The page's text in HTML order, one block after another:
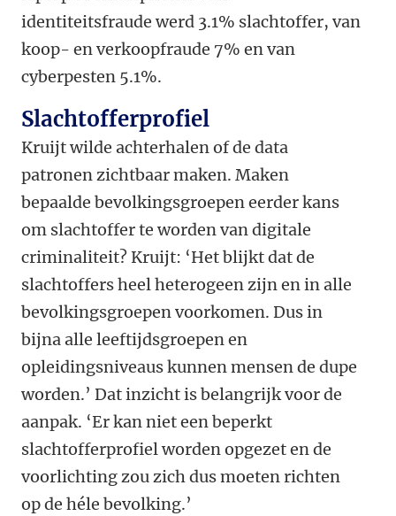
identiteitsfraude werd 3.1% slachtoffer, van
koop- en verkoopfraude 7% en van
cyberpesten 5.1%.
Slachtofferprofiel
Kruijt wilde achterhalen of de data
patronen zichtbaar maken. Maken
bepaalde bevolkingsgroepen eerder kans
om slachtoffer te worden van digitale
criminaliteit? Kruijt: ‘Het blijkt dat de
slachtoffers heel heterogeen zijn en in alle
bevolkingsgroepen voorkomen. Dus in
bijna alle leeftijdsgroepen en
opleidingsniveaus kunnen mensen de dupe
worden.’ Dat inzicht is belangrijk voor de
aanpak. ‘Er kan niet een beperkt
slachtofferprofiel worden opgezet en de
voorlichting zou zich dus moeten richten
op de héle bevolking.’